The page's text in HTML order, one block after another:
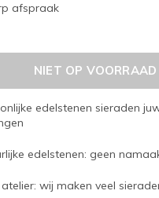
afspraak
NIET OP VOORRAAD
edelstenen sieraden
edelstenen: geen
atelier: wij maken veel